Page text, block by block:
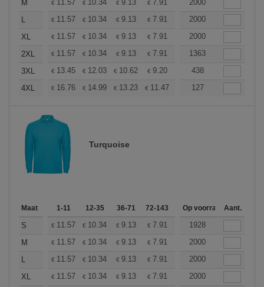
M
€ 11.57 € 10.34 € 9.13 € 7.91 7.30
2000
L
€ 11.57 € 10.34 € 9.13 € 7.91 7.30
2000
XL
€ 11.57 € 10.34 € 9.13 € 7.91 7.30
2000
2XL
€ 11.57 € 10.34 € 9.13 € 7.91 7.30
1363
3XL
€ 13.45 € 12.03 € 10.62 € 9.20 8.50
438
4XL
€ 16.76 € 14.99 € 13.23 € 11.47 10.58
127
Turquoise
Maat 1-11 12-35 36-71 72-143 144-287 288 + Meer
Op voorraadAant.
S € 11.57 € 10.34 € 9.13 € 7.91 7.30
1928
M
€ 11.57 € 10.34 € 9.13 € 7.91 7.30
2000
L
€ 11.57 € 10.34 € 9.13 € 7.91 7.30
2000
XL
€ 11.57 € 10.34 € 9.13 € 7.91 7.30
2000